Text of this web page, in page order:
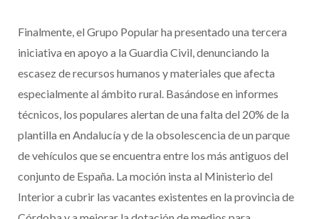
Finalmente, el Grupo Popular ha presentado una tercera
iniciativa en apoyo a la Guardia Civil, denunciando la
escasez de recursos humanos y materiales que afecta
especialmente al ámbito rural. Basándose en informes
técnicos, los populares alertan de una falta del 20% de la
plantilla en Andalucía y de la obsolescencia de un parque
de vehículos que se encuentra entre los más antiguos del
conjunto de España. La moción insta al Ministerio del
Interior a cubrir las vacantes existentes en la provincia de